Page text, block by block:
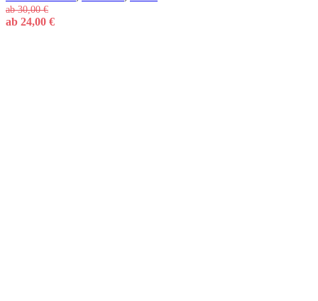
ab30,00€
ab 24,00 €